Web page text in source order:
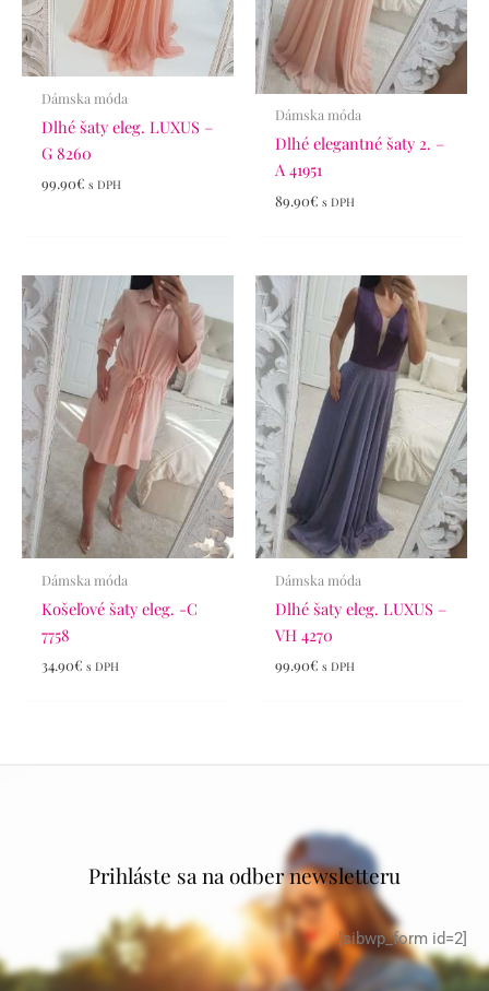
Dámska móda
Dlhé šaty eleg. LUXUS –
G 8260
99.90€ s DPH
Dámska móda
Dlhé elegantné šaty 2. –
A 41951
89.90€ s DPH
Dámska móda
Košeľové šaty eleg. -C
7758
34.90€ s DPH
Dámska móda
Dlhé šaty eleg. LUXUS –
VH 4270
99.90€ s DPH
Prihláste sa na odber newsletteru
[sibwp_form id=2]